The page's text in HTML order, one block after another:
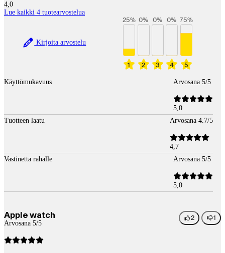
4,0
Lue kaikki 4 tuotearvostelua
Kirjoita arvostelu
1
25%
2
0%
3
0%
4
0%
5
75%
Käyttömukavuus Arvosana 5/5
5,0
Tuotteen laatu
Arvosana 4.7/5
4,7
Vastinetta rahalle
Arvosana 5/5
5,0
Apple watch
Arvosana 5/5
2 1